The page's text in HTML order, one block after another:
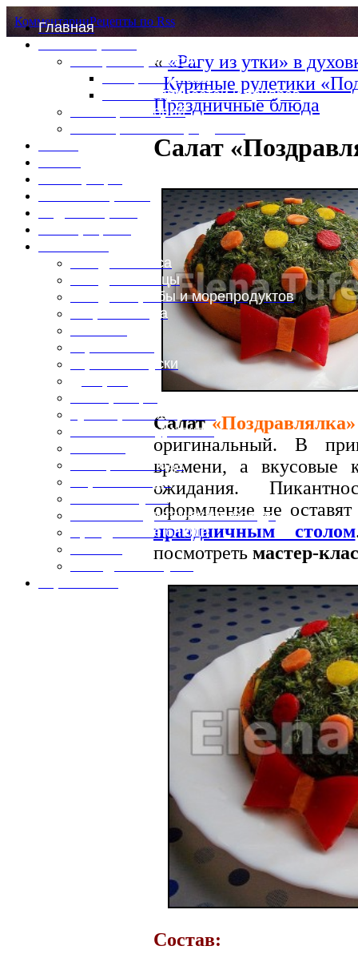
Главная
Специи и пряности
Специи и диета
Каталог пряностей и приправ
Таблица калорий
Блюда из мяса
Блюда из птицы
Блюда из рыбы и морепродуктов
Вторые блюда
Горячие закуски
Кулинарные хитрости
Маленьким гурманам
Овощные блюда
Первые блюда
Полевая кухня
Постные и диетические блюда
Праздничные блюда
КомментарииРецепты по Rss
««Рагу из утки» в
Куриные рулетики
Праздничные блюда
Салат
Салат«Поздравлялка»
оригинальный. В
времени, а вкусовые
ожидания.
оформление не
праздничным столом
посмотреть мастер-
Состав: